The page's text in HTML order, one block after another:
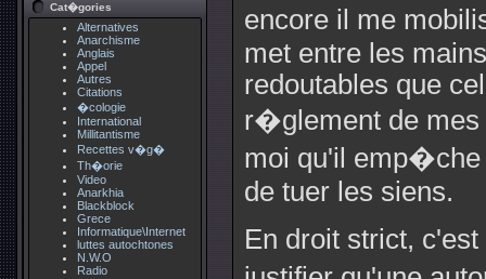
Cat�gories
Alternatives
Anarchisme
Anglais
Appel
Autres
Citations
�cologie
International
Millitantisme
Recettes v�g�
Th�orie
Video
Anarkhia
Blackblock
Grece
Informatique\Internet
luttes autochtones
N.W.O
Radio
encore il me
met entre les
redoutables que
r�glement de mes
moi qu'il emp�che
de tuer les siens.
En droit strict,